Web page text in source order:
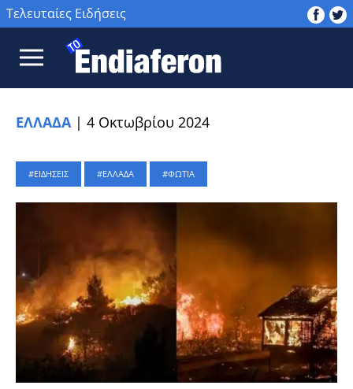
Τελευταίες Ειδήσεις
ΕΛΛΑΔΑ | 4 Οκτωβρίου 2024
ΕΙΔΗΣΕΙΣ ΕΛΛΑΔΑ ΦΩΤΙΑ